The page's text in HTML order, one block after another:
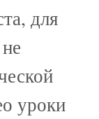
для
уроки